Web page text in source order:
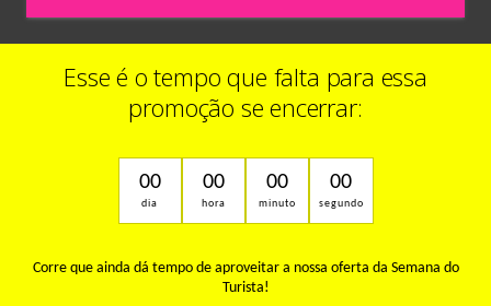
Esse é o tempo que falta para essa
promoção se encerrar:
00
dia
00
hora
00
minuto
00
segundo
Corre que ainda dá tempo de aproveitar a nossa oferta da Semana do
Turista!